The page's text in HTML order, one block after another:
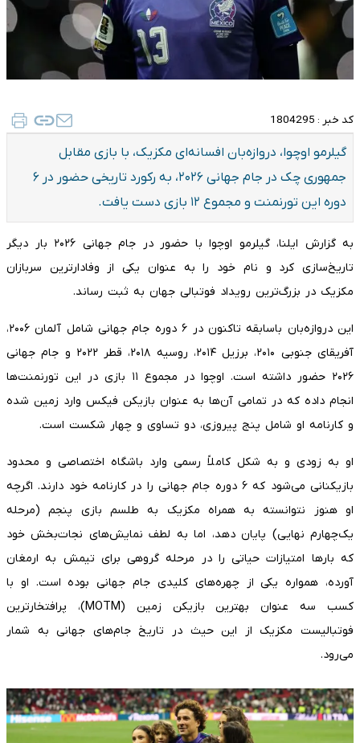
کد خبر : 1804295
گیلرمو اوچوا، دروازه‌بان افسانه‌ای مکزیک، با بازی مقابل
جمهوری چک در جام جهانی ۲۰۲۶، به رکورد تاریخی حضور در ۶
دوره این تورنمنت و مجموع ۱۲ بازی دست یافت.
به گزارش ایلنا، گیلرمو اوچوا با حضور در جام جهانی ۲۰۲۶ بار دیگر
تاریخ‌سازی کرد و نام خود را به عنوان یکی از وفادارترین سربازان
مکزیک در بزرگ‌ترین رویداد فوتبالی جهان به ثبت رساند.
این دروازه‌بان باسابقه تاکنون در ۶ دوره جام جهانی شامل آلمان ۲۰۰۶،
آفریقای جنوبی ۲۰۱۰، برزیل ۲۰۱۴، روسیه ۲۰۱۸، قطر ۲۰۲۲ و جام جهانی
۲۰۲۶ حضور داشته است. اوچوا در مجموع ۱۱ بازی در این تورنمنت‌ها
انجام داده که در تمامی آن‌ها به عنوان بازیکن فیکس وارد زمین شده
و کارنامه او شامل پنج پیروزی، دو تساوی و چهار شکست است.
او به زودی و به شکل کاملاً رسمی وارد باشگاه اختصاصی و محدود
بازیکنانی می‌شود که ۶ دوره جام جهانی را در کارنامه خود دارند. اگرچه
او هنوز نتوانسته به همراه مکزیک به طلسم بازی پنجم (مرحله
یک‌چهارم نهایی) پایان دهد، اما به لطف نمایش‌های نجات‌بخش خود
که بارها امتیازات حیاتی را در مرحله گروهی برای تیمش به ارمغان
آورده، همواره یکی از چهره‌های کلیدی جام جهانی بوده است. او با
کسب سه عنوان بهترین بازیکن زمین (MOTM)، پرافتخارترین
فوتبالیست مکزیک از این حیث در تاریخ جام‌های جهانی به شمار
می‌رود.